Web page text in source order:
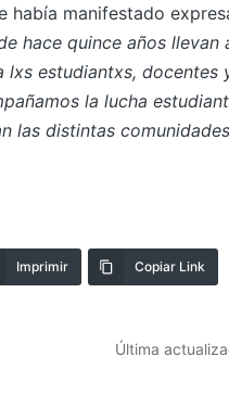
había manifestado
hace quince años llevan
estudiantxs, docentes
la lucha
las distintas
Imprimir Copiar Link
Última